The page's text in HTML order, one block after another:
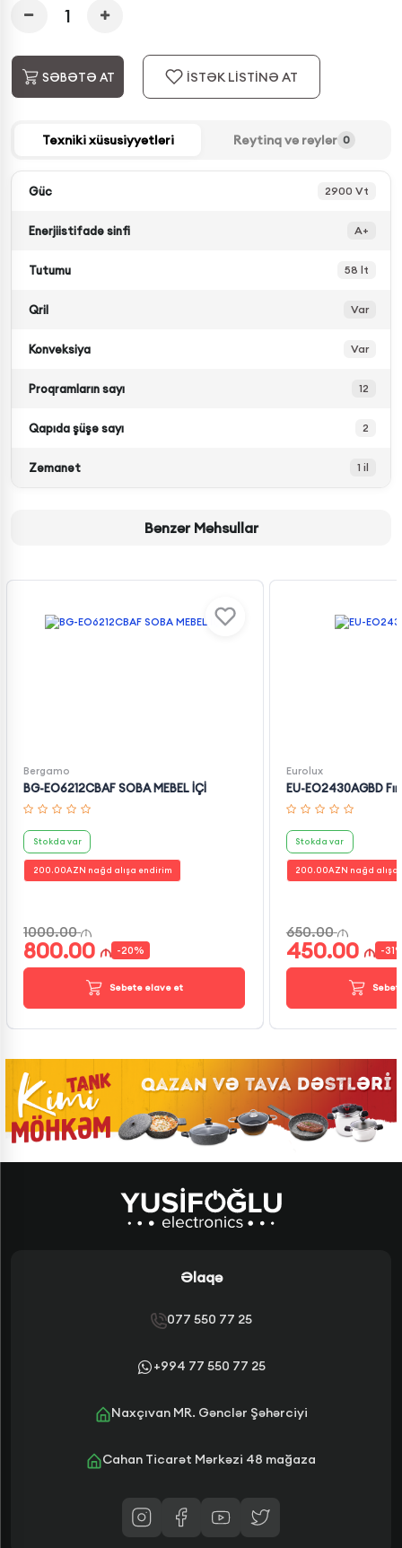
SƏBƏTƏ AT İSTƏK LİSTİNƏ AT
Texniki xüsusiyyətləri Reytinq və rəylər 0
Güc 2900 Vt
Enerjiistifadə sinfi A+
Tutumu 58 lt
Qril Var
Konveksiya Var
Proqramların sayı 12
Qapıda şüşə sayı 2
Zəmanət 1 il
Bənzər Məhsullar
Bergamo
BG-EO6212CBAF SOBA MEBEL İÇİ
Stokda var
200.00AZN nağd alışa endirim
1000.00
800.00 -20%
Səbətə əlavə et
Eurolux
EU-EO2430AGBD
Stokda var
200.00AZN nağd alışa
650.00
450.00 -31
Əlaqə
077 550 77 25
+994 77 550 77 25
Naxçıvan MR. Gənclər Şəhərciyi
Cahan Ticarət Mərkəzi 48 mağaza